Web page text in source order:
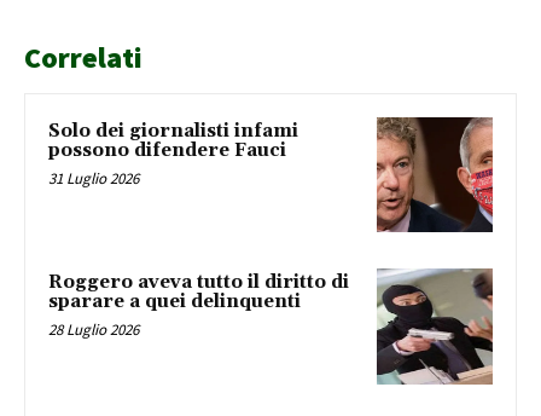
Correlati
Solo dei giornalisti infami
possono difendere Fauci
31 Luglio 2026
Roggero aveva tutto il diritto di
sparare a quei delinquenti
28 Luglio 2026